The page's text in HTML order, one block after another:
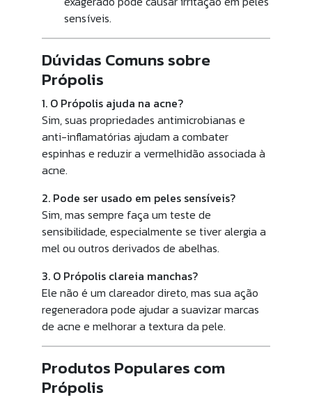
sensíveis.
Dúvidas Comuns sobre
Própolis
1. O Própolis ajuda na acne?
Sim, suas propriedades antimicrobianas e
anti-inflamatórias ajudam a combater
espinhas e reduzir a vermelhidão associada à
acne.
2. Pode ser usado em peles sensíveis?
Sim, mas sempre faça um teste de
sensibilidade, especialmente se tiver alergia a
mel ou outros derivados de abelhas.
3. O Própolis clareia manchas?
Ele não é um clareador direto, mas sua ação
regeneradora pode ajudar a suavizar marcas
de acne e melhorar a textura da pele.
Produtos Populares com
Própolis